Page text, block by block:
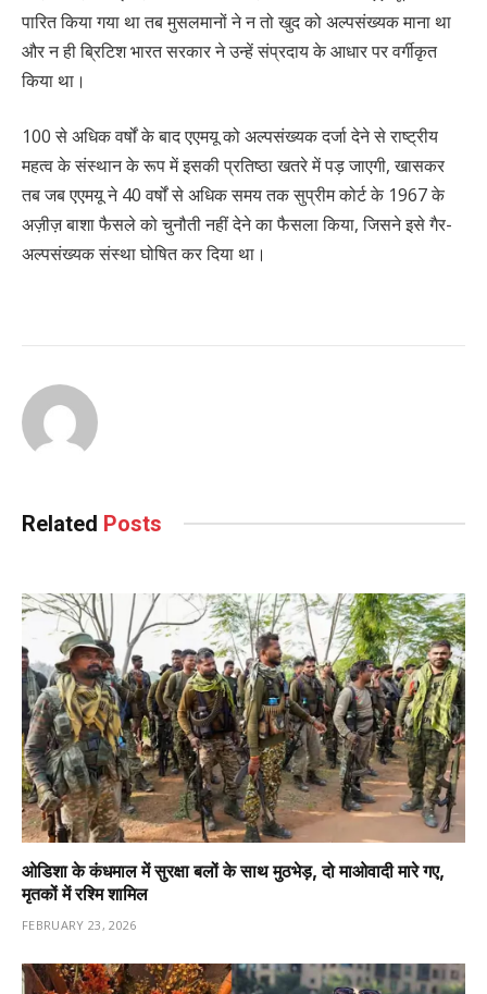
पारित किया गया था तब मुसलमानों ने न तो खुद को अल्पसंख्यक माना था
और न ही ब्रिटिश भारत सरकार ने उन्हें संप्रदाय के आधार पर वर्गीकृत
किया था।
100 से अधिक वर्षों के बाद एएमयू को अल्पसंख्यक दर्जा देने से राष्ट्रीय
महत्व के संस्थान के रूप में इसकी प्रतिष्ठा खतरे में पड़ जाएगी, खासकर
तब जब एएमयू ने 40 वर्षों से अधिक समय तक सुप्रीम कोर्ट के 1967 के
अज़ीज़ बाशा फैसले को चुनौती नहीं देने का फैसला किया, जिसने इसे गैर-
अल्पसंख्यक संस्था घोषित कर दिया था।
Related Posts
ओडिशा के कंधमाल में सुरक्षा बलों के साथ मुठभेड़, दो माओवादी मारे गए,
मृतकों में रश्मि शामिल
FEBRUARY 23, 2026